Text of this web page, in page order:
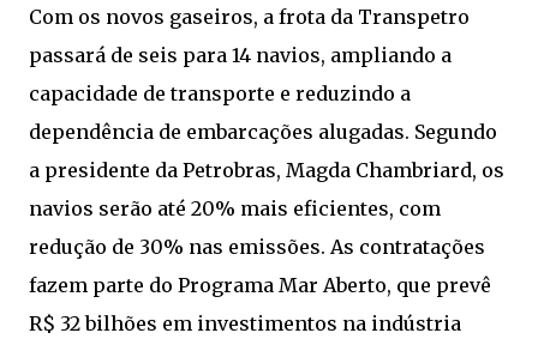
Com os novos gaseiros, a frota da Transpetro
passará de seis para 14 navios, ampliando a
capacidade de transporte e reduzindo a
dependência de embarcações alugadas. Segundo
a presidente da Petrobras, Magda Chambriard, os
navios serão até 20% mais eficientes, com
redução de 30% nas emissões. As contratações
fazem parte do Programa Mar Aberto, que prevê
R$ 32 bilhões em investimentos na indústria